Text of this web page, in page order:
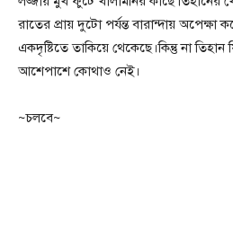
রাতের প্রায় দুটো পর্যন্ত বারান্দায়
একদৃষ্টিতে তাকিয়ে থেকেছে।কিন্তু না তিহান
আশেপাশে কোথাও নেই।
~চলবে~